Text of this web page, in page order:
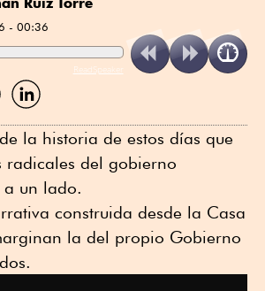
- 00:36
ReadSpeaker
Compartir
por
la historia de estos días que
radicales del gobierno
un lado.
construida desde la Casa
la del propio Gobierno